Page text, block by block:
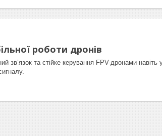
роботи дронів
зв’язок та стійке керування FPV-дронами